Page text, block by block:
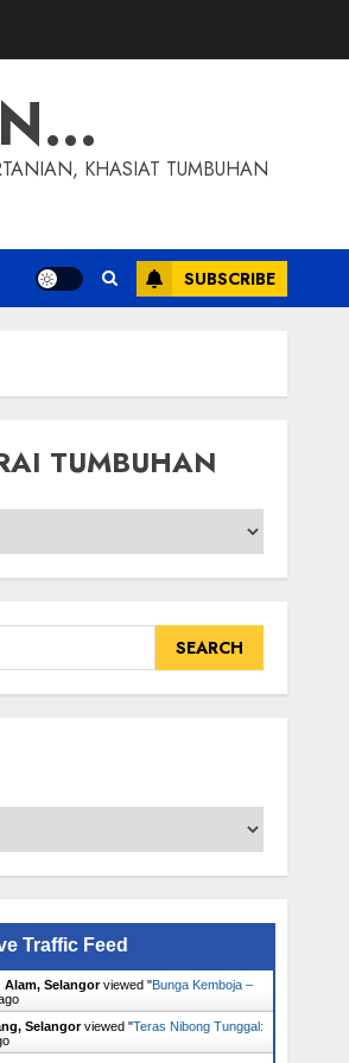
KHASIAT TUMBUHAN
SUBSCRIBE
TUMBUHAN
Traffic Feed
Alam, Selangorviewed "Bunga Kemboja –
Selangorviewed "Teras Nibong Tunggal: